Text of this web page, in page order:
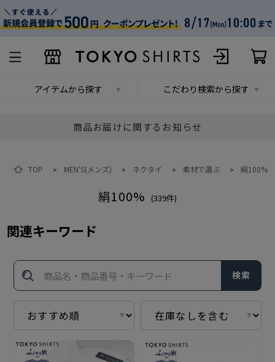
アイテムから探す こだわり検索から探す
商品お届けに関するお知らせ
TOP > MEN'S(メンズ) > ネクタイ > 素材で選ぶ > 絹100%
絹100% (339件)
関連キーワード
検索